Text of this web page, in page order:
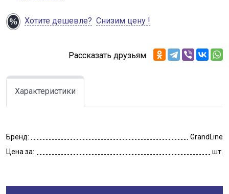
Хотите дешевле? Снизим цену !
Рассказать друзьям
Характеристики
Бренд:
GrandLine
Цена за:
шт.